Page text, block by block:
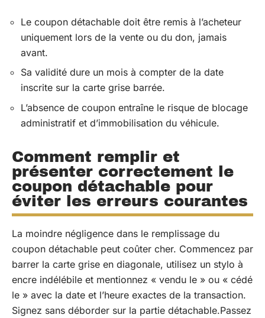
Le coupon détachable doit être remis à l’acheteur
uniquement lors de la vente ou du don, jamais
avant.
Sa validité dure un mois à compter de la date
inscrite sur la carte grise barrée.
L’absence de coupon entraîne le risque de blocage
administratif et d’immobilisation du véhicule.
Comment remplir et
présenter correctement le
coupon détachable pour
éviter les erreurs courantes
La moindre négligence dans le remplissage du
coupon détachable peut coûter cher. Commencez par
barrer la carte grise en diagonale, utilisez un stylo à
encre indélébile et mentionnez « vendu le » ou « cédé
le » avec la date et l’heure exactes de la transaction.
Signez sans déborder sur la partie détachable.Passez